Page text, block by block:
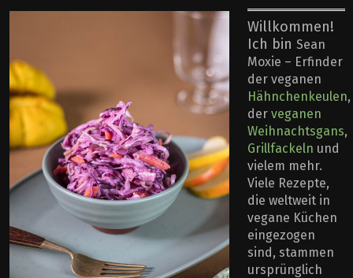
Willkommen!
Ich bin Sean
Moxie – Erfinder
der veganen
Hähnchenkeulen,
der veganen
Weihnachtsgans,
Grillfackeln und
vielem mehr.
Viele Rezepte,
die weltweit in
vegane Küchen
eingezogen
sind, stammen
ursprünglich